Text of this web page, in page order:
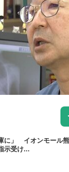
に」 イオンモール
示受け...